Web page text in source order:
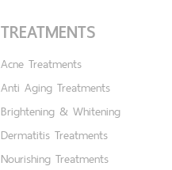
TREATMENTS
Acne Treatments
Anti Aging Treatments
Brightening & Whitening
Dermatitis Treatments
Nourishing Treatments